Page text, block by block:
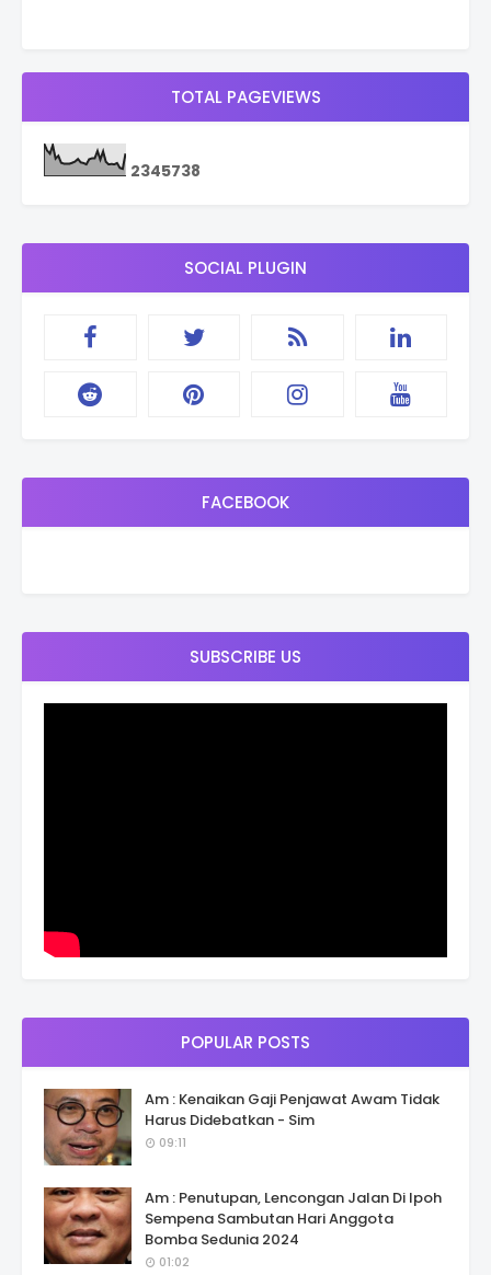
TOTAL PAGEVIEWS
2345738
SOCIAL PLUGIN
FACEBOOK
SUBSCRIBE US
POPULAR POSTS
Am : Kenaikan Gaji Penjawat Awam Tidak
Harus Didebatkan - Sim
09:11
Am : Penutupan, Lencongan Jalan Di Ipoh
Sempena Sambutan Hari Anggota
Bomba Sedunia 2024
01:02